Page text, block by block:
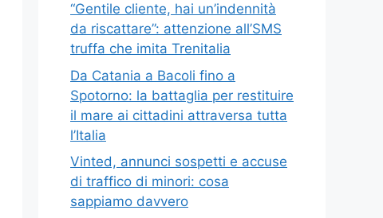
“Gentile cliente, hai un’indennità
da riscattare”: attenzione all’SMS
truffa che imita Trenitalia
Da Catania a Bacoli fino a
Spotorno: la battaglia per restituire
il mare ai cittadini attraversa tutta
l’Italia
Vinted, annunci sospetti e accuse
di traffico di minori: cosa
sappiamo davvero